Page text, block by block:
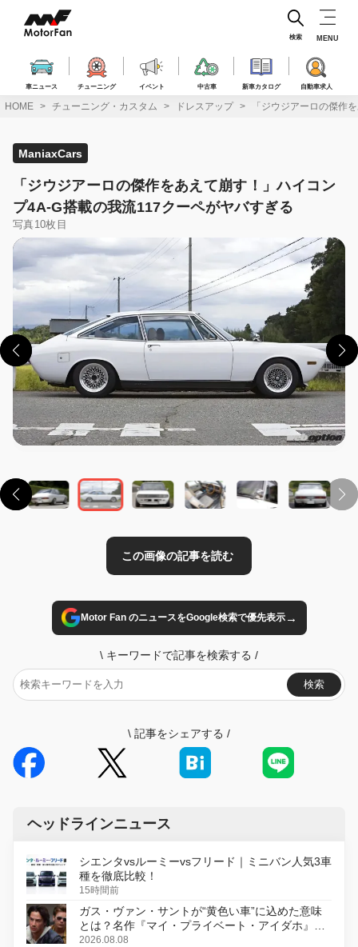
ス
車ニュース チューニング イベント 中古車 新車カタログ 自動車求人
検索 MENU
HOME チューニング・カスタム ドレスアップ 「ジウジアーロの傑作
ManiaxCars
「ジウジアーロの傑作をあえて崩す！」ハイコン
プ4A-G搭載の我流117クーペがヤバすぎる
写真10枚目
Motor Fan のニュースをGoogle検索で優先表示→
\ キーワードで記事を検索する /
検索
\ 記事をシェアする /
ヘッドラインニュース
シエンタvsルーミーvsフリード｜ミニバン人気3車
種を徹底比較！
15時間前
ガス・ヴァン・サントが“黄色い車”に込めた意味
とは？名作『マイ・プライベート・アイダホ』が
初のデジタルリマスター版で復活
2026.08.08